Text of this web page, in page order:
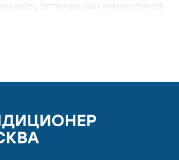
оптимальный микроклимат.
шума может устанавливаться в
сна.
включения/отключения.